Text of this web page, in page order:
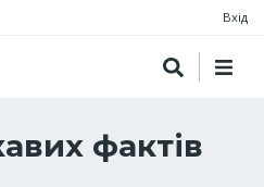
Вхід
фактів